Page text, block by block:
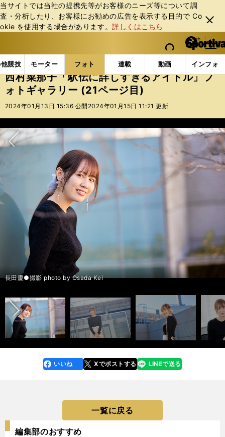
当サイトでは当社の提携先等がお客様のニーズ等について調
査・分析したり、お客様にお勧めの広告を表⽰する⽬的で Co
okie を使⽤する場合があります。詳しくはこちら
閉じ
る
web Sportiva (webスポルティーバ)
検索
マイペ
ー
ジ
メニュ
競技 モーター フォト 連載 動画 インフォ
b
ス
ポ
ル
バ
フォトギャラリー 西村菜那子「駅伝に詳しすぎるア
西村菜那子「駅伝に詳しすぎるアイドル」フ
ォトギャラリー (21ページ目)
2024年01月13日 15:36 公開 2024年01月15日 11:21 更新
優勝争い編：駒澤大を脅かすことができるのは？ 青学大と城西大に注目
シード権争い編：上位にいく大学、「台風の目」となりそうな大学は？＞
＞
優勝争い編：駒澤大を脅かすことができるのは？ 青学大と城西大に注目
シード権争い編：上位にいく大学、「台風の目」となりそうな大学は？＞
＞
優勝争い編：駒澤大を脅かすことができるのは？ 青学大と城西大に注目
シード権争い編：上位にいく大学、「台風の目」となりそうな大学は？＞
＞
優勝争い編：駒澤大を脅かすことができるのは？ 青学大と城西大に注目
シード権争い編：上位にいく大学、「台風の目」となりそうな大学は？＞
＞
優勝争い編：駒澤大を脅かすことができるのは？ 青学大と城西大に注目
シード権争い編：上位にいく大学、「台風の目」となりそうな大学は？＞
＞
優勝争い編：駒澤大を脅かすことができるのは？ 青学大と城西大に注目
シード権争い編：上位にいく大学、「台風の目」となりそうな大学は？＞
＞
優勝争い編：駒澤大を脅かすことができるのは？ 青学大と城西大に注目
シード権争い編：上位にいく大学、「台風の目」となりそうな大学は？＞
＞
優勝争い編：駒澤大を脅かすことができるのは？ 青学大と城西大に注目
シード権争い編：上位にいく大学、「台風の目」となりそうな大学は？＞
＞
優勝争い編：駒澤大を脅かすことができるのは？ 青学大と城西大に注目
シード権争い編：上位にいく大学、「台風の目」となりそうな大学は？＞
＞
優勝争い編：駒澤大を脅かすことができるのは？ 青学大と城西大に注目
シード権争い編：上位にいく大学、「台風の目」となりそうな大学は？＞
＞
長田慶●撮影 photo by Osada Kei
「駅伝に詳しすぎるアイドル」NGT48西村菜那子さん photo by
Murakami Shogo
記事を読む＞＞ 箱根の激推しは順大。有力校の注目選手は？＞＞
「駅伝に詳しすぎるアイドル」NGT48西村菜那子さん photo by
Murakami Shogo
「駅伝に詳しすぎるアイドル」NGT48西村菜那子さん photo by
Murakami Shogo
「駅伝に詳しすぎるアイドル」NGT48西村菜那子さん photo by
Murakami Shogo
「駅伝に詳しすぎるアイドル」NGT48西村菜那子さん photo by
Murakami Shogo
「駅伝に詳しすぎるアイドル」NGT48西村菜那子さん photo by
Murakami Shogo
「駅伝に詳しすぎるアイドル」NGT48西村菜那子さん photo by
Murakami Shogo
「駅伝に詳しすぎるアイドル」NGT48西村菜那子さん photo by
Murakami Shogo
記事を読む＞＞ 箱根の激推しは順大。有力校の注目選手は？＞＞
記事を読む＞
NGT48西村菜那子が箱根駅伝の優勝候補とその根拠を語った
記事を読む＞
NGT48西村菜那子が箱根駅伝の優勝候補とその根拠を語った
記事を読む＞
NGT48西村菜那子が箱根駅伝の優勝候補とその根拠を語った
記事を読む＞
NGT48西村菜那子が箱根駅伝の優勝候補とその根拠を語った
記事を読む＞
NGT48西村菜那子が箱根駅伝の優勝候補とその根拠を語った
記事を読む＞
NGT48西村菜那子が箱根駅伝の優勝候補とその根拠を語った
記事を読む＞
NGT48西村菜那子が箱根駅伝の優勝候補とその根拠を語った
記事を読む＞
NGT48西村菜那子が箱根駅伝の優勝候補とその根拠を語った
前へ
faceboo
k
いいね Xでポストする
line LINEで送る
一覧に戻る
編集部のおすすめ